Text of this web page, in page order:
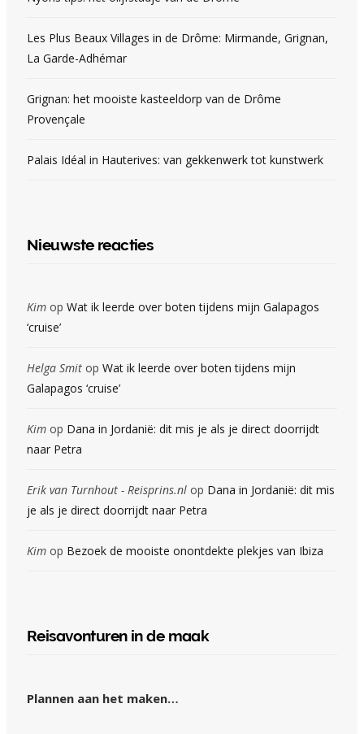
Les Plus Beaux Villages in de Drôme: Mirmande, Grignan,
La Garde-Adhémar
Grignan: het mooiste kasteeldorp van de Drôme
Provençale
Palais Idéal in Hauterives: van gekkenwerk tot kunstwerk
Nieuwste reacties
Kim op Wat ik leerde over boten tijdens mijn Galapagos
‘cruise’
Helga Smit op Wat ik leerde over boten tijdens mijn
Galapagos ‘cruise’
Kim op Dana in Jordanië: dit mis je als je direct doorrijdt
naar Petra
Erik van Turnhout - Reisprins.nl op Dana in Jordanië: dit mis
je als je direct doorrijdt naar Petra
Kim op Bezoek de mooiste onontdekte plekjes van Ibiza
Reisavonturen in de maak
Plannen aan het maken…